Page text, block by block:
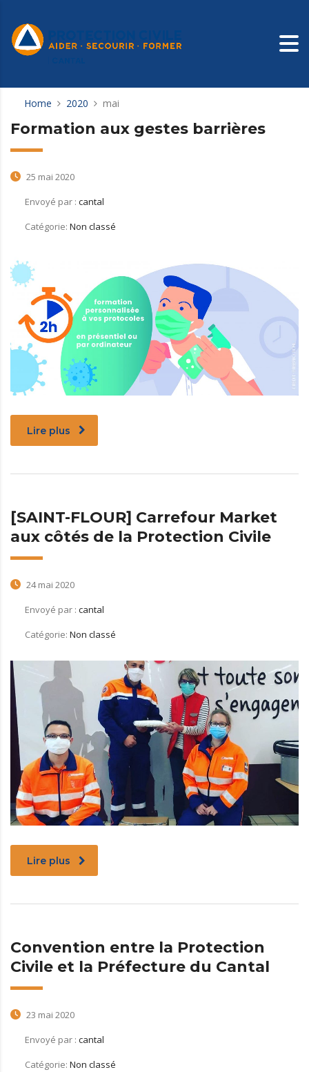
Home 2020 mai
Formation aux gestes barrières
25 mai 2020
Envoyé par : cantal
Catégorie: Non classé
Lire plus
[SAINT-FLOUR] Carrefour Market
aux côtés de la Protection Civile
24 mai 2020
Envoyé par : cantal
Catégorie: Non classé
Lire plus
Convention entre la Protection
Civile et la Préfecture du Cantal
23 mai 2020
Envoyé par : cantal
Catégorie: Non classé